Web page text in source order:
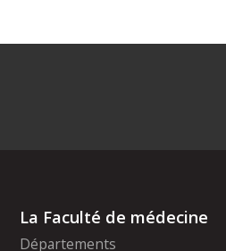
La Faculté de médecine
Départements